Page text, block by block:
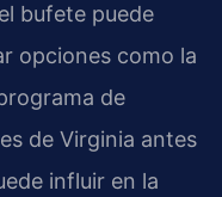
bufete puede
opciones como la
de
de Virginia antes
influir en la